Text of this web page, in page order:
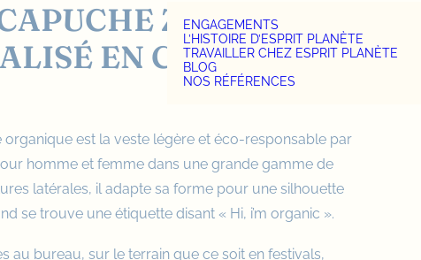
ENGAGEMENTS
L’HISTOIRE D’ESPRIT PLANÈTE
TRAVAILLER CHEZ ESPRIT PLANÈTE
BLOG
NOS RÉFÉRENCES
ZIPPÉ
EN COTON BIO
organique est la veste légère et éco-responsable par
homme et femme dans une grande gamme de
latérales, il adapte sa forme pour une silhouette
se trouve une étiquette disant « Hi, i’m organic ».
au bureau, sur le terrain que ce soit en festivals,